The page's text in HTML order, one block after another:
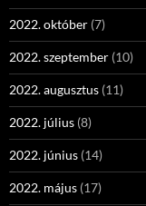
2022. október (7)
2022. szeptember (10)
2022. augusztus (11)
2022. július (8)
2022. június (14)
2022. május (17)